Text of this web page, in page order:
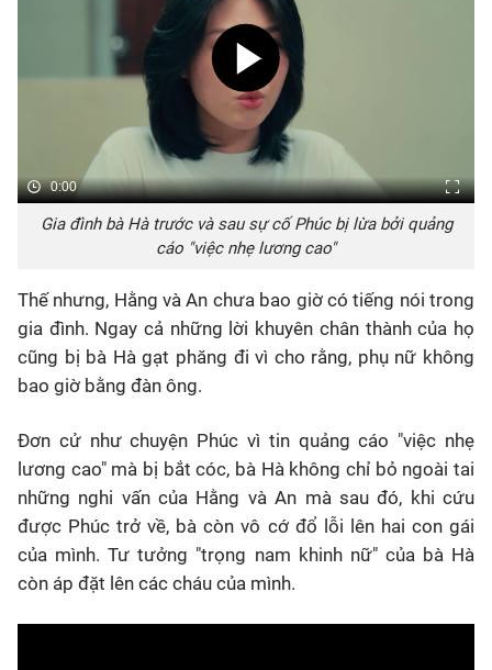
0:00
Gia đình bà Hà trước và sau sự cố Phúc bị lừa bởi quảng
cáo "việc nhẹ lương cao"
Thế nhưng, Hằng và An chưa bao giờ có tiếng nói trong
gia đình. Ngay cả những lời khuyên chân thành của họ
cũng bị bà Hà gạt phăng đi vì cho rằng, phụ nữ không
bao giờ bằng đàn ông.
Đơn cử như chuyện Phúc vì tin quảng cáo "việc nhẹ
lương cao" mà bị bắt cóc, bà Hà không chỉ bỏ ngoài tai
những nghi vấn của Hằng và An mà sau đó, khi cứu
được Phúc trở về, bà còn vô cớ đổ lỗi lên hai con gái
của mình. Tư tưởng "trọng nam khinh nữ" của bà Hà
còn áp đặt lên các cháu của mình.